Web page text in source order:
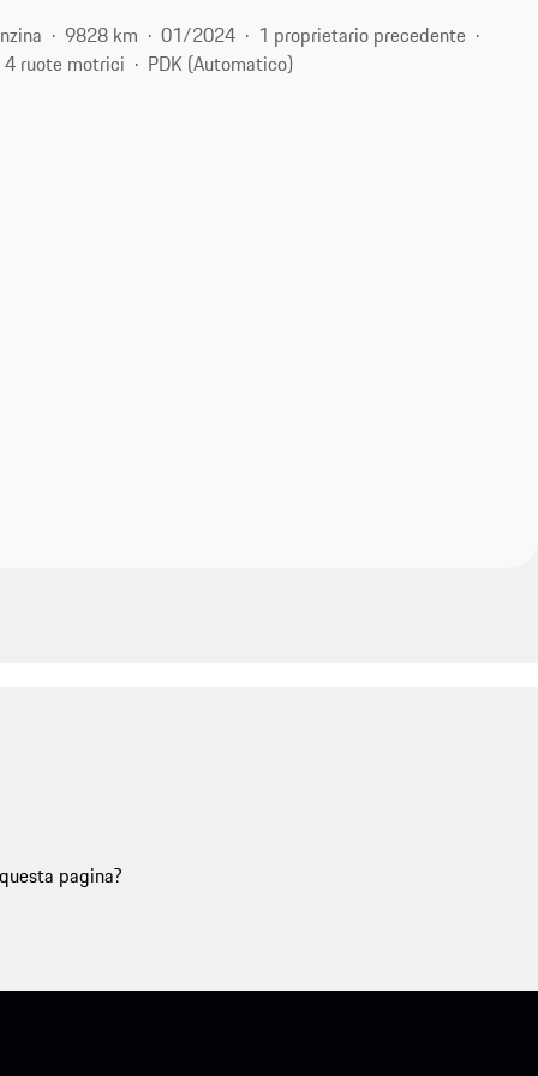
9828 km 01/2024
1 proprietario precedente
4 ruote motrici
PDK (Automatico)
pagina?